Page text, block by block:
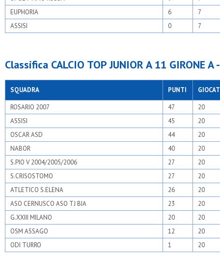
EUPHORIA
6
7
ASSISI
0 7
Classifica CALCIO TOP JUNIOR A 11 GIRONE A
SQUADRA PUNTI
ROSARIO 2007 47
20
ASSISI
45
20
OSCAR ASD
44
20
NABOR
40
20
S.PIO V 2004/2005/2006
27
20
S.CRISOSTOMO
27
20
ATLETICO S.ELENA
26
20
ASO CERNUSCO ASO TJ BIA
23
20
G.XXIII MILANO
20
20
OSM ASSAGO
12
20
ODI TURRO
1 20